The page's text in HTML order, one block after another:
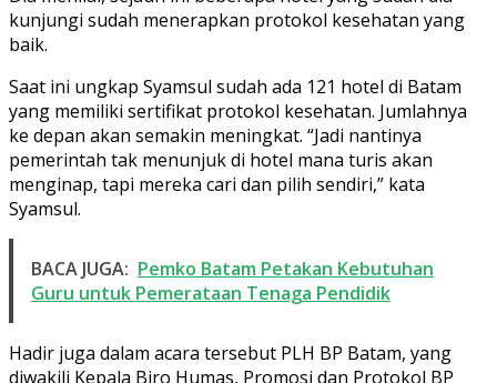
kunjungi sudah menerapkan protokol kesehatan yang
baik.
Saat ini ungkap Syamsul sudah ada 121 hotel di Batam
yang memiliki sertifikat protokol kesehatan. Jumlahnya
ke depan akan semakin meningkat. “Jadi nantinya
pemerintah tak menunjuk di hotel mana turis akan
menginap, tapi mereka cari dan pilih sendiri,” kata
Syamsul.
BACA JUGA: Pemko Batam Petakan Kebutuhan
Guru untuk Pemerataan Tenaga Pendidik
Hadir juga dalam acara tersebut PLH BP Batam, yang
diwakili Kepala Biro Humas, Promosi dan Protokol BP